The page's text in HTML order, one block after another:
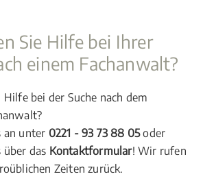
Sie Hilfe bei Ihrer
einem Fachanwalt?
bei der Suche nach dem
an unter 0221 - 93 73 88 05oder
über das Kontaktformular! Wir rufen
Zeiten zurück.